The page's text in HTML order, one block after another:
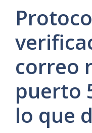
correo
puerto
lo que